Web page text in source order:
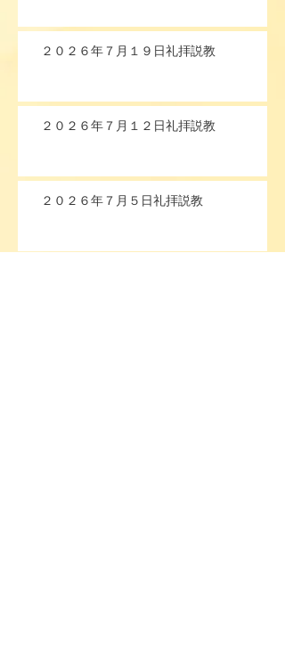
２０２６年７月１９日礼拝説教
２０２６年７月１２日礼拝説教
２０２６年７月５日礼拝説教